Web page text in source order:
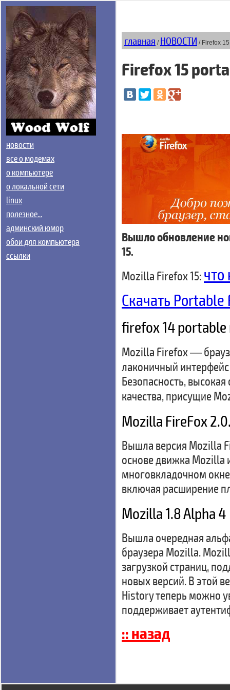
новости
все о модемах
о компьютере
о локальной сети
linux
полезное...
админский юмор
обои для компьютера
ссылки
главная / НОВОСТИ / Firefox
Firefox 15
Вышло обновление
15.
Mozilla Firefox 15: что
Скачать Portable
firefox 14 portable
Mozilla Firefox —
лаконичный
Безопасность,
качества, присущие
Mozilla FireFox
Вышла версия Mozilla
основе движка Mozilla
многовкладочном
включая расширение
Mozilla 1.8 Alpha 4
Вышла очередная
браузера Mozilla.
загрузкой страниц,
новых версий. В этой
History теперь можно
поддерживает
:: назад